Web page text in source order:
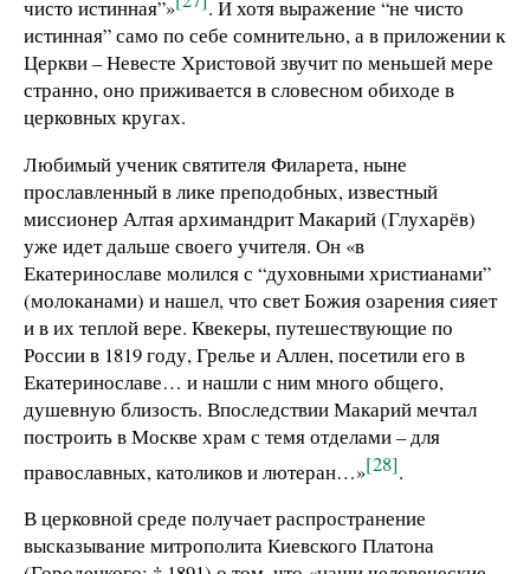
чисто истинная”»
. И хотя выражение “не чисто
истинная” само по себе сомнительно, а в приложении к
Церкви – Невесте Христовой звучит по меньшей мере
странно, оно приживается в словесном обиходе в
церковных кругах.
Любимый ученик святителя Филарета, ныне
прославленный в лике преподобных, известный
миссионер Алтая архимандрит Макарий (Глухарёв)
уже идет дальше своего учителя. Он «в
Екатеринославе молился с “духовными христианами”
(молоканами) и нашел, что свет Божия озарения сияет
и в их теплой вере. Квекеры, путешествующие по
России в 1819 году, Грелье и Аллен, посетили его в
Екатеринославе… и нашли с ним много общего,
душевную близость. Впоследствии Макарий мечтал
построить в Москве храм с темя отделами – для
православных, католиков и лютеран…»[28].
В церковной среде получает распространение
высказывание митрополита Киевского Платона